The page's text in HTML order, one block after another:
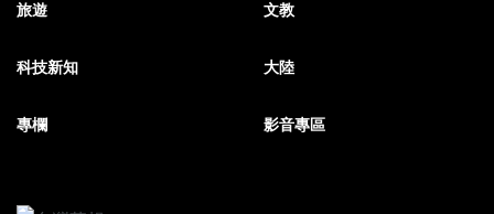
旅遊 文教
科技新知 大陸
專欄 影音專區